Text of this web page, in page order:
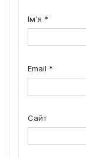
Ім'я *
Email *
Сайт